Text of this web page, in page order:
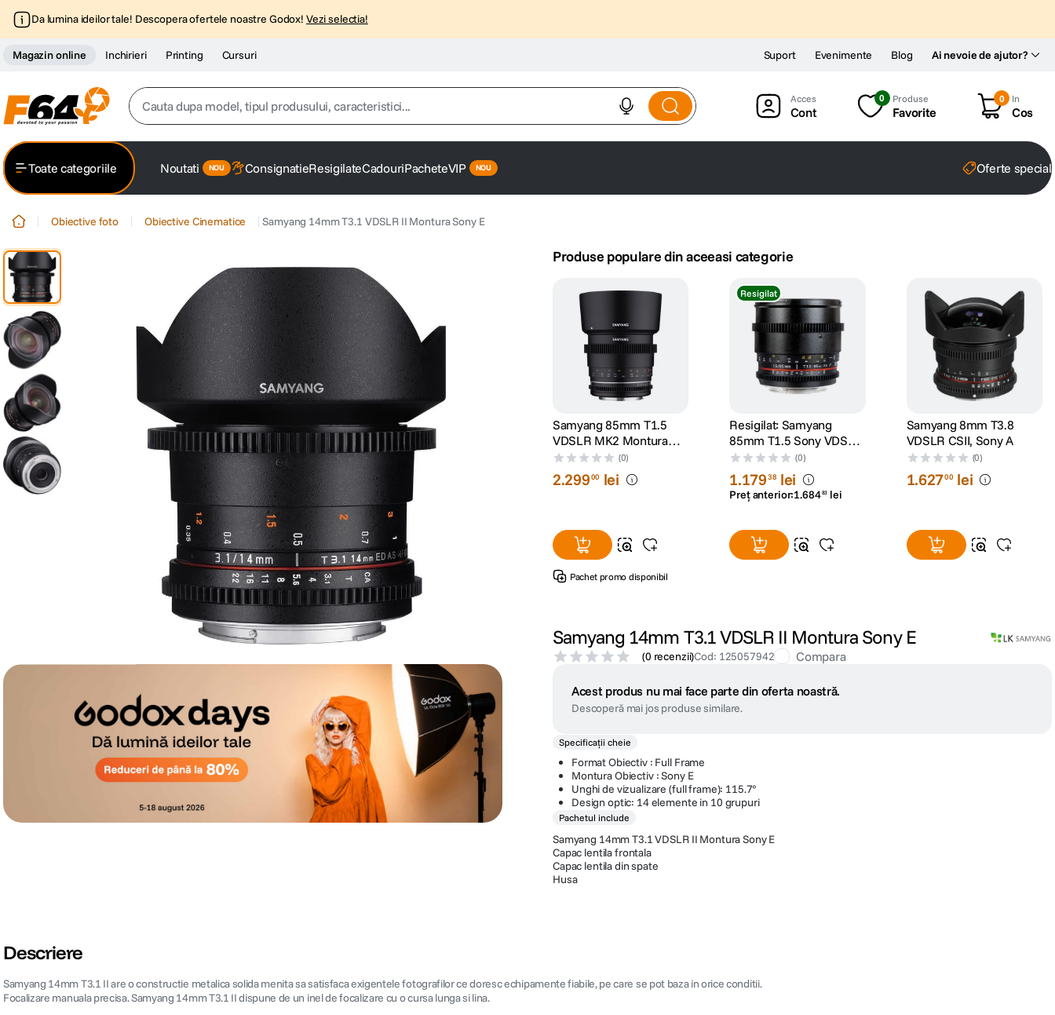
Da lumina ideilor tale! Descopera ofertele noastre Godox! Vezi selectia!
Magazin online Inchirieri Printing Cursuri Ai nevoie de ajutor?
Suport Evenimente Blog
Cauta dupa model, tipul produsului, caracteristici...
2. trepied
trepied telefon
peak design
5 lavaliera
canon sx740 hs
7.
8. sony fx
dji mic mini
dji osmo pocket 4
Cont
0 Produse
Favorite
0 In
Cos
Toate categoriile Noutati ConsignatieResigilateCadouriPacheteVIP Oferte
Obiective foto Obiective Cinematice Samyang 14mm T3.1 VDSLR II Montura Sony E
Produse populare din aceeasi categorie
Samyang 85mm T1.5
VDSLR MK2 Montura
Canon RF
(0)
2.29900 lei
Pachet promo disponibil
Resigilat
Resigilat: Samyang
85mm T1.5 Sony VDSLR
- Cine Lens -
RS125005932-1
(0)
1.17938 lei
Preț anterior:1.68483 lei
Samyang 8mm T3.8
VDSLR CSII, Sony A
(0)
1.62700 lei
Samyang 14mm T3.1 VDSLR II Montura Sony E
(0 recenzii)Cod: 125057942 Compara
Acest produs nu mai face parte din oferta noastră.
Descoperă mai jos produse similare.
Specificații cheie
Format Obiectiv : Full Frame
Montura Obiectiv : Sony E
Unghi de vizualizare (full frame): 115.7°
Design optic: 14 elemente in 10 grupuri
Pachetul include
Samyang 14mm T3.1 VDSLR II Montura Sony E
Capac lentila frontala
Capac lentila din spate
Husa
Descriere
Samyang 14mm T3.1 II are o constructie metalica solida menita sa satisfaca exigentele fotografilor ce doresc echipamente fiabile, pe care se pot baza in orice conditii.
Focalizare manuala precisa. Samyang 14mm T3.1 II dispune de un inel de focalizare cu o cursa lunga si lina.